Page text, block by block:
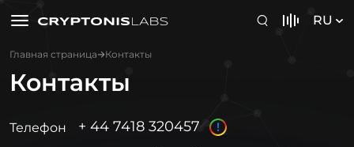
RU
Главная страница Контакты
Контакты
Телефон + 44 7418 320457 !